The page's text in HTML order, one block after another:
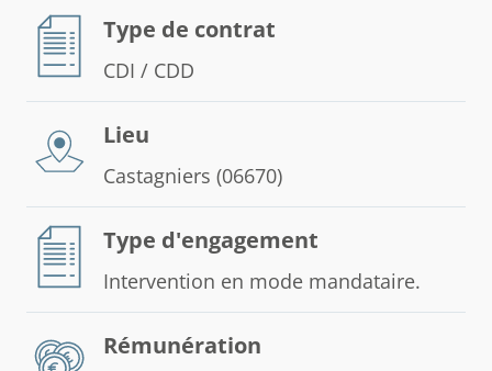
Type de contrat
CDI / CDD
Lieu
Castagniers (06670)
Type d'engagement
Intervention en mode mandataire.
Rémunération